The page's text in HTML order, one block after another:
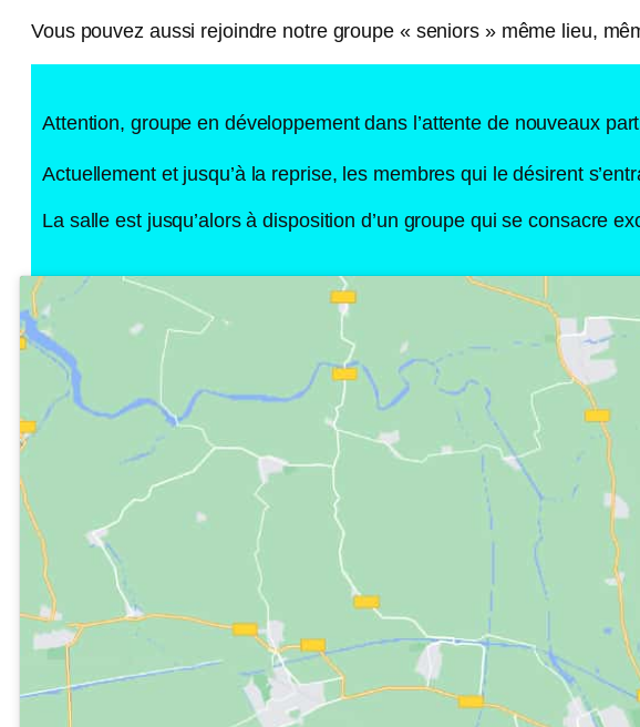
Vous pouvez aussi rejoindre notre groupe « seniors » même lieu,
Attention, groupe en développement dans l’attente de nouveaux
Actuellement et jusqu’à la reprise, les membres qui le désirent
La salle est jusqu’alors à disposition d’un groupe qui se consacre